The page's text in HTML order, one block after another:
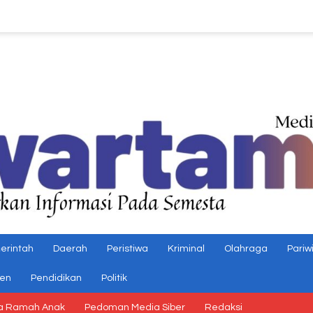
Daerah Peristiwa Kriminal Olahraga
Pendidikan Politik
Ramah Anak Pedoman Media Siber Redaksi